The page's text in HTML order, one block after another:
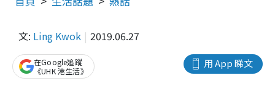
文: Ling Kwok 2019.06.27
用 App 睇文
在Google追蹤
《UHK 港生活》